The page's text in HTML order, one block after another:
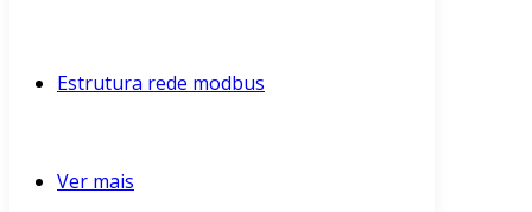
Estrutura rede modbus
Ver mais